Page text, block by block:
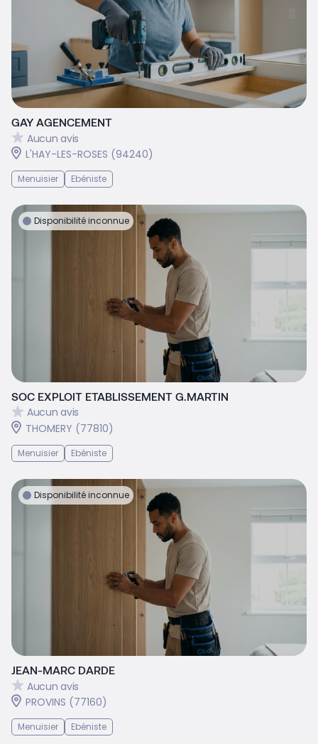
GAY AGENCEMENT
Aucun avis
L'HAY-LES-ROSES (94240)
Menuisier Ebéniste
Disponibilité inconnue
SOC EXPLOIT ETABLISSEMENT G.MARTIN
Aucun avis
THOMERY (77810)
Menuisier Ebéniste
Disponibilité inconnue
JEAN-MARC DARDE
Aucun avis
PROVINS (77160)
Menuisier Ebéniste